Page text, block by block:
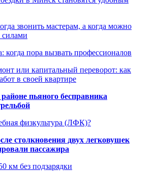
звонить мастерам, а когда можно
силами
когда пора вызвать профессионалов
или капитальный переворот: как
в своей квартире
пьяного бесправника
физкультура (ЛФК)?
столкновения двух легковушек
пассажира
км без подзарядки